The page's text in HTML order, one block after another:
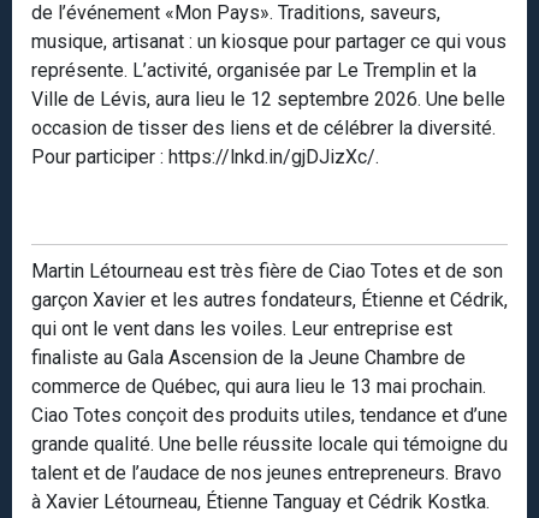
de l’événement «Mon Pays». Traditions, saveurs,
musique, artisanat : un kiosque pour partager ce qui vous
représente. L’activité, organisée par Le Tremplin et la
Ville de Lévis, aura lieu le 12 septembre 2026. Une belle
occasion de tisser des liens et de célébrer la diversité.
Pour participer : https://lnkd.in/gjDJizXc/.
Martin Létourneau est très fière de Ciao Totes et de son
garçon Xavier et les autres fondateurs, Étienne et Cédrik,
qui ont le vent dans les voiles. Leur entreprise est
finaliste au Gala Ascension de la Jeune Chambre de
commerce de Québec, qui aura lieu le 13 mai prochain.
Ciao Totes conçoit des produits utiles, tendance et d’une
grande qualité. Une belle réussite locale qui témoigne du
talent et de l’audace de nos jeunes entrepreneurs. Bravo
à Xavier Létourneau, Étienne Tanguay et Cédrik Kostka.